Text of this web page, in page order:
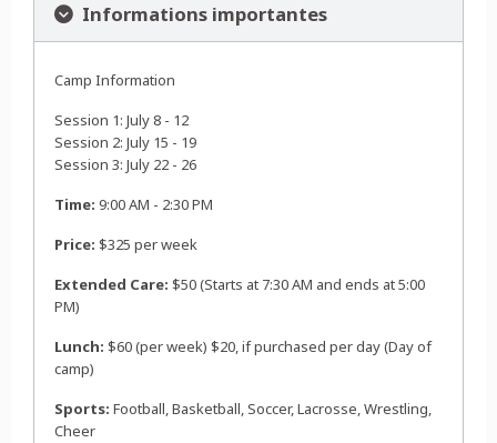
Informations importantes
Camp Information
Session 1: July 8 - 12
Session 2: July 15 - 19
Session 3: July 22 - 26
Time: 9:00 AM - 2:30 PM
Price: $325 per week
Extended Care: $50 (Starts at 7:30 AM and ends at 5:00
PM)
Lunch: $60 (per week) $20, if purchased per day (Day of
camp)
Sports: Football, Basketball, Soccer, Lacrosse, Wrestling,
Cheer